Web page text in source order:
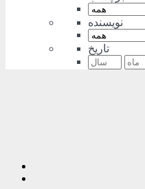
نویسنده
تاریخ